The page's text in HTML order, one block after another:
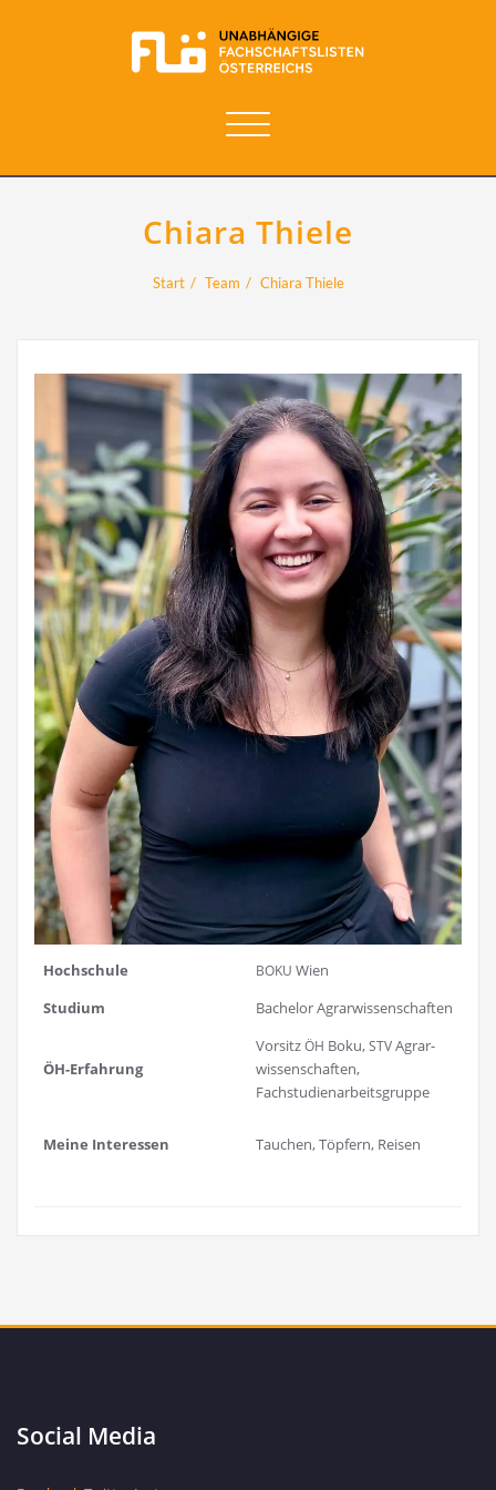
Navigation
Chiara Thiele
Start Team Chiara Thiele
Hoch­schu­le BOKU Wien
Stu­di­um
Bache­lor Agrarwissenschaften
ÖH-Erfah­rung
Vor­sitzÖH Boku,STVAgrar­
wis­sen­schaf­ten,
Fachstudienarbeitsgruppe
Mei­ne Interessen Tau­chen, Töp­fern, Reisen
Social Media